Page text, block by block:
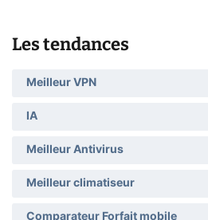
Les tendances
Meilleur VPN
IA
Meilleur Antivirus
Meilleur climatiseur
Comparateur Forfait mobile